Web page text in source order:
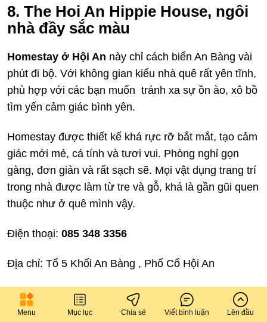
8. The Hoi An Hippie House, ngôi
nhà đầy sắc màu
Homestay ở Hội An này chỉ cách biển An Bàng vài
phút đi bộ. Với không gian kiểu nhà quê rất yên tĩnh,
phù hợp với các bạn muốn tránh xa sự ồn ào, xô bồ
tìm yến cảm giác bình yên.
Homestay được thiết kế khá rực rỡ bắt mắt, tạo cảm
giác mới mẻ, cá tính và tươi vui. Phòng nghỉ gọn
gàng, đơn giản và rất sạch sẽ. Mọi vật dụng trang trí
trong nhà được làm từ tre và gỗ, khá là gần gũi quen
thuộc như ở quê mình vậy.
Điện thoại: 085 348 3356
Địa chỉ: Tổ 5 Khối An Bàng , Phố Cổ Hội An
Link Agoda:
https://www.agoda.com/vi&hid=12150
59Menu Mục lục Chia sẻ Viết bình luận Lên đầu